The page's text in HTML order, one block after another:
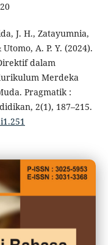
J. H., Zatayumnia,
A. P. Y. (2024).
dalam
Merdeka
Pragmatik :
2(1), 187–215.